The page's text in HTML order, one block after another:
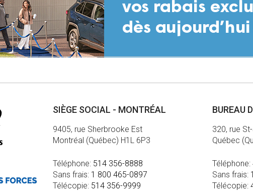
SIÈGE SOCIAL - MONTRÉAL
9405, rue Sherbrooke Est
Montréal (Québec) H1L 6P3
Téléphone: 514 356-8888
Sans frais: 1 800 465-0897
Télécopie: 514 356-9999
BUREAU
320, rue
Québec
Téléphone:
Sans frais:
Télécopie: